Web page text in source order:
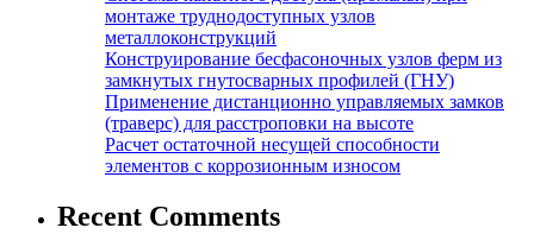
монтаже труднодоступных узлов
металлоконструкций
Конструирование бесфасоночных узлов ферм из
замкнутых гнутосварных профилей (ГНУ)
Применение дистанционно управляемых замков
(траверс) для расстроповки на высоте
Расчет остаточной несущей способности
элементов с коррозионным износом
Recent Comments